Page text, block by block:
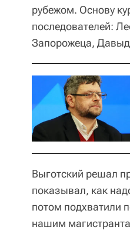
рубежом. Основу
последователей:
Запорожеца,
Выготский решал
показывал, как
потом подхватили
нашим